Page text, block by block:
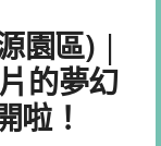
園區) |
的夢幻
啦！